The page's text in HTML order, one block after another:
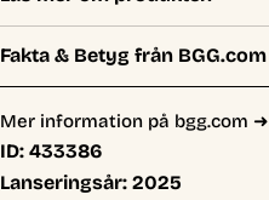
Fakta & Betyg från BGG.com
Mer information på bgg.com ➜
ID: 433386
Lanseringsår: 2025